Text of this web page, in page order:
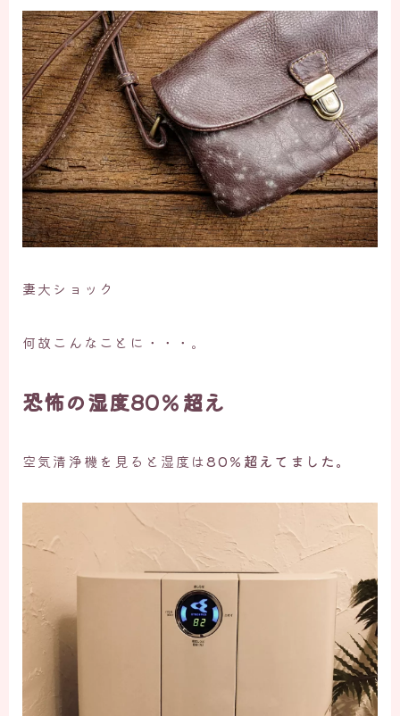
妻大ショック
何故こんなことに・・・。
恐怖の湿度80％超え
空気清浄機を見ると湿度は80％超えてました。